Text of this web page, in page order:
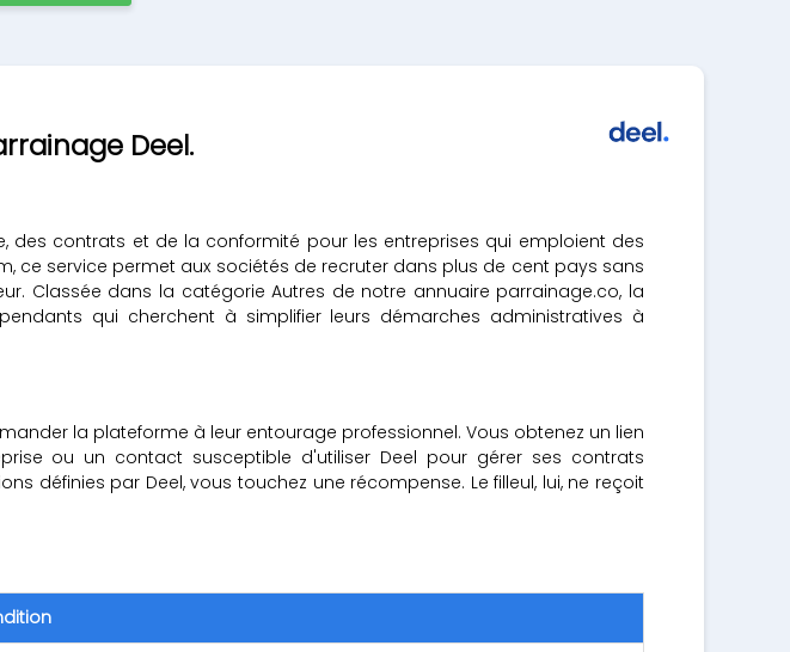
Deel.
contrats et de la conformité pour les entreprises qui emploient des
ce service permet aux sociétés de recruter dans plus de cent pays sans
Classée dans la catégorie Autres de notre annuaire parrainage.co, la
qui cherchent à simplifier leurs démarches administratives à
la plateforme à leur entourage professionnel. Vous obtenez un lien
ou un contact susceptible d'utiliser Deel pour gérer ses contrats
définies par Deel, vous touchez une récompense. Le filleul, lui, ne reçoit